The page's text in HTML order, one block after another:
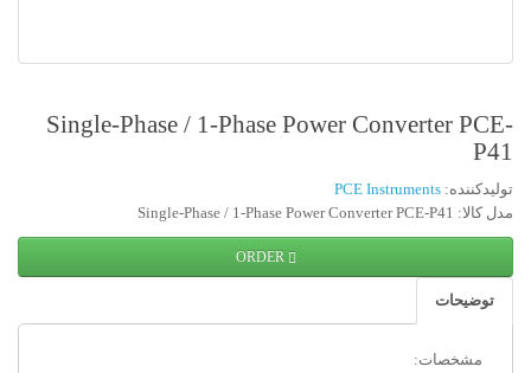
Single-Phase / 1-Phase Power Converter PCE-
P41
تولیدکننده: PCE Instruments
مدل کالا: Single-Phase / 1-Phase Power Converter PCE-P41
ORDER
توضیحات
مشخصات: